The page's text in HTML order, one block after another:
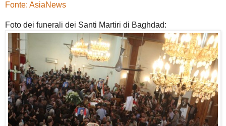
Fonte: AsiaNews
Foto dei funerali dei Santi Martiri di Baghdad: